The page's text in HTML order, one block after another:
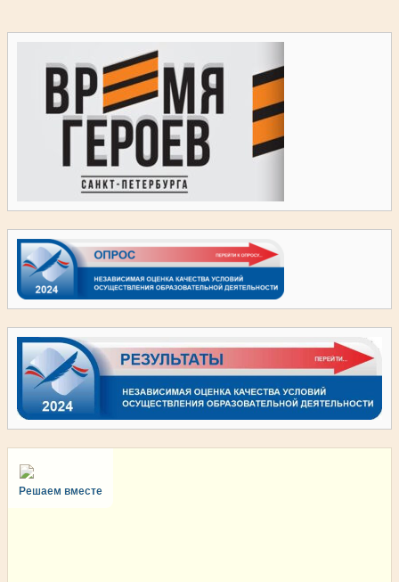
Решаем вместе